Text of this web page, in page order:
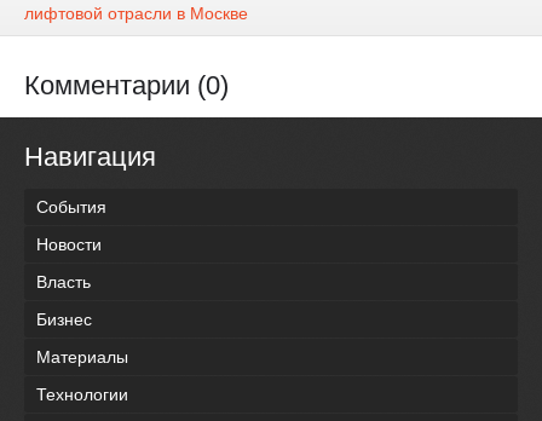
лифтовой отрасли в Москве
Комментарии (0)
Навигация
События
Новости
Власть
Бизнес
Материалы
Технологии